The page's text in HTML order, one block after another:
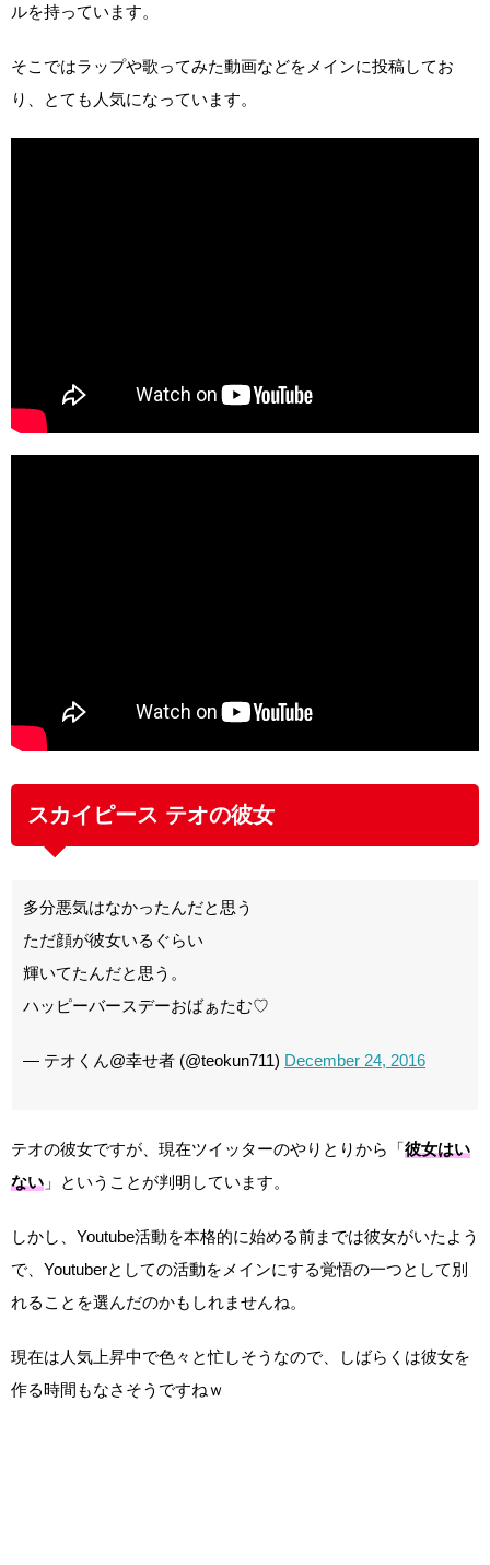
ルを持っています。
そこではラップや歌ってみた動画などをメインに投稿してお
り、とても人気になっています。
スカイピース テオの彼女
多分悪気はなかったんだと思う
ただ顔が彼女いるぐらい
輝いてたんだと思う。
ハッピーバースデーおばぁたむ♡
— テオくん@幸せ者 (@teokun711) December 24, 2016
テオの彼女ですが、現在ツイッターのやりとりから「彼女はい
ない 」ということが判明しています。
しかし、Youtube活動を本格的に始める前までは彼女がいたよう
で、Youtuberとしての活動をメインにする覚悟の一つとして別
れることを選んだのかもしれませんね。
現在は人気上昇中で色々と忙しそうなので、しばらくは彼女を
作る時間もなさそうですねｗ